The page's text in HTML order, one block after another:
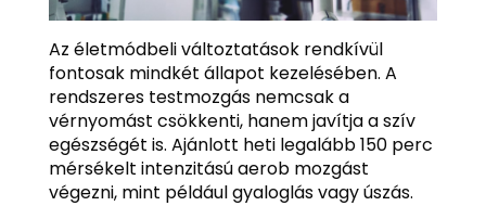
Az életmódbeli változtatások rendkívül
fontosak mindkét állapot kezelésében. A
rendszeres testmozgás nemcsak a
vérnyomást csökkenti, hanem javítja a szív
egészségét is. Ajánlott heti legalább 150 perc
mérsékelt intenzitású aerob mozgást
végezni, mint például gyaloglás vagy úszás.